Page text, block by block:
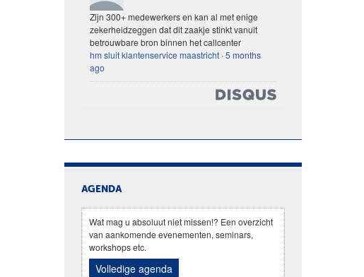
Zijn 300+ medewerkers en kan al met enige
zekerheidzeggen dat dit zaakje stinkt vanuit
betrouwbare bron binnen het callcenter
hm sluit klantenservice maastricht ·5 months
ago
AGENDA
Wat mag u absoluut niet missen!? Een overzicht
van aankomende evenementen, seminars,
workshops etc.
Volledige agenda